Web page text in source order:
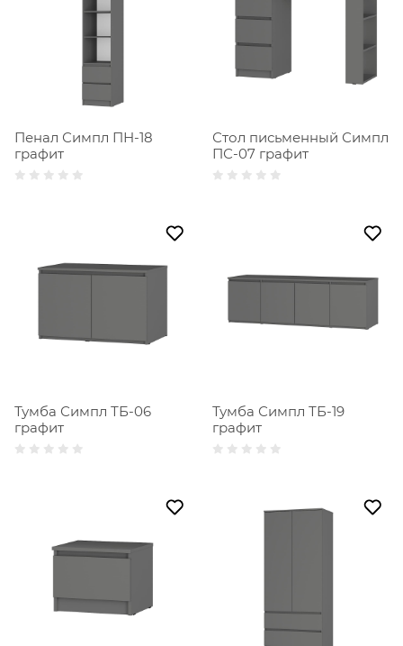
Пенал Симпл ПН-18
графит
Стол письменный Симпл
ПС-07 графит
Тумба Симпл ТБ-06
графит
Тумба Симпл ТБ-19
графит